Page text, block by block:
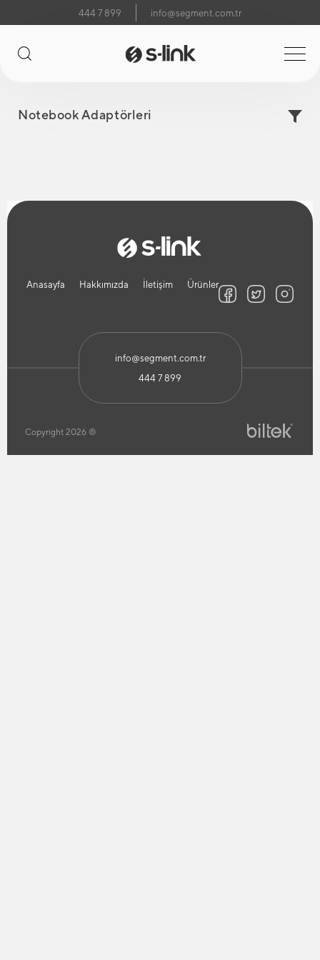
444 7 899 info@segment.com.tr
Notebook Adaptörleri
Anasayfa Hakkımızda İletişim Ürünler
info@segment.com.tr
444 7 899
Copyright 2026 ®